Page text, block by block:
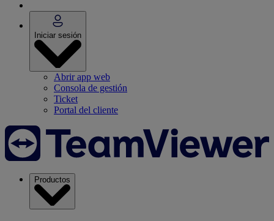
Iniciar sesión
Abrir app web
Consola de gestión
Ticket
Portal del cliente
Productos